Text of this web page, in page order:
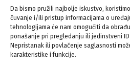
Da bismo pružili najbolje iskustvo,
čuvanje i/ili pristup informacijama o
tehnologijama će nam omogućiti da
ponašanje pri pregledanju ili jedinstveni
Nepristanak ili povlačenje saglasnosti
karakteristike i funkcije.
© Vijeće bošnjačke nacionalne